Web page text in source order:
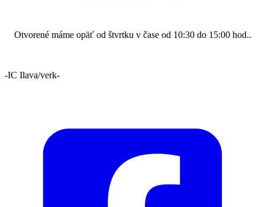
Otvorené máme opäť od štvrtku v čase od 10:30 do 15:00 hod..
-IC Ilava/verk-